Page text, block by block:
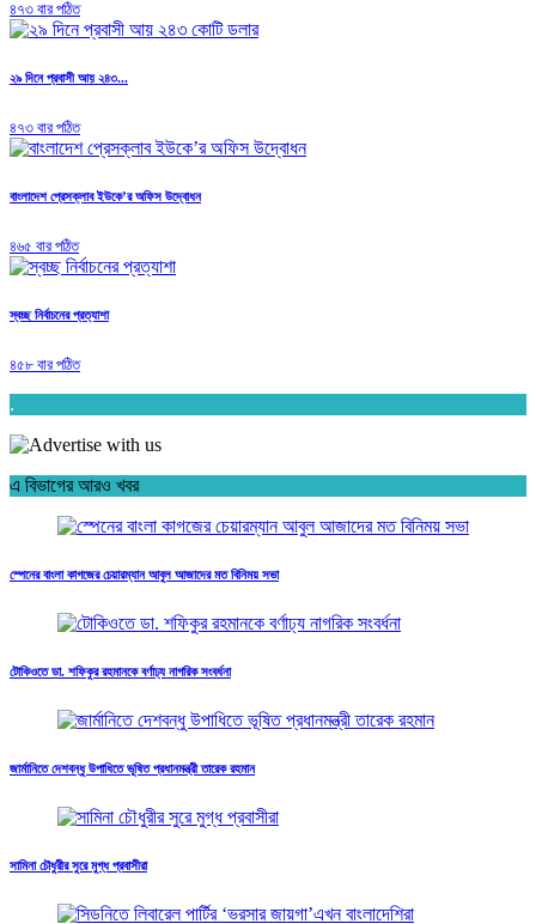
৪৭৩ বার পঠিত
২৯ দিনে প্রবাসী আয় ২৪৩...
৪৭৩ বার পঠিত
বাংলাদেশ প্রেসক্লাব ইউকে’র অফিস উদ্বোধন
৪৬৫ বার পঠিত
স্বচ্ছ নির্বাচনের প্রত্যাশা
৪৫৮ বার পঠিত
.
এ বিভাগের আরও খবর
স্পেনের বাংলা কাগজের চেয়ারম্যান আবুল আজাদের মত বিনিময় সভা
টোকিওতে ডা. শফিকুর রহমানকে বর্ণাঢ্য নাগরিক সংবর্ধনা
জার্মানিতে দেশবন্ধু উপাধিতে ভূষিত প্রধানমন্ত্রী তারেক রহমান
সামিনা চৌধুরীর সুরে মুগ্ধ প্রবাসীরা